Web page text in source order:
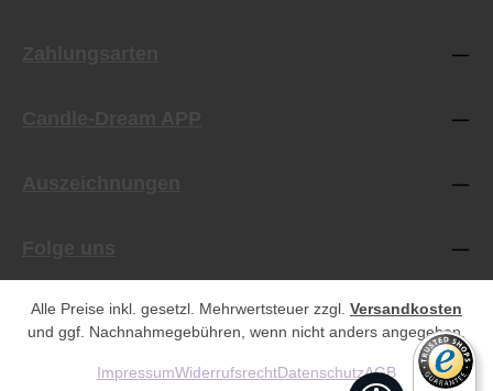
Alle Preise inkl. gesetzl. Mehrwertsteuer zzgl. Versandkosten
und ggf. Nachnahmegebühren, wenn nicht anders angegeben.
ImpressumWiderrufsrechtDatenschutzAGB